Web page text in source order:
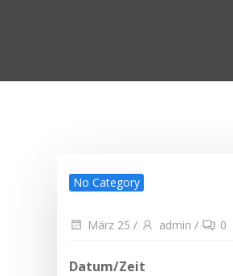
No Category
März 25 / admin / 0
Datum/Zeit